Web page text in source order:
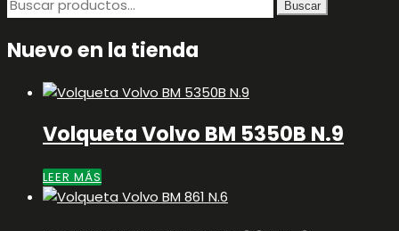
por:
Buscar
Nuevo en la tienda
Volqueta Volvo BM 5350B N.9
LEER MÁS